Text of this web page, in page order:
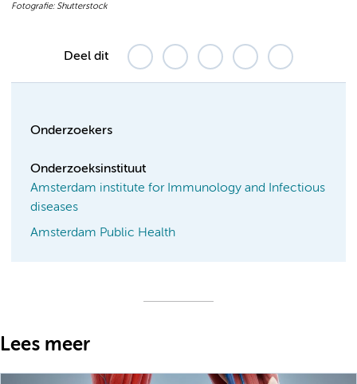
Fotografie: Shutterstock
Deel dit
Onderzoekers
Onderzoeksinstituut
Amsterdam institute for Immunology and Infectious
diseases
Amsterdam Public Health
Lees meer